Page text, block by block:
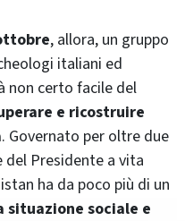
, allora, un gruppo
italiani ed
non certo facile del
e ricostruire
. Governato per oltre due
Presidente a vita
ha da poco più di un
situazione sociale e